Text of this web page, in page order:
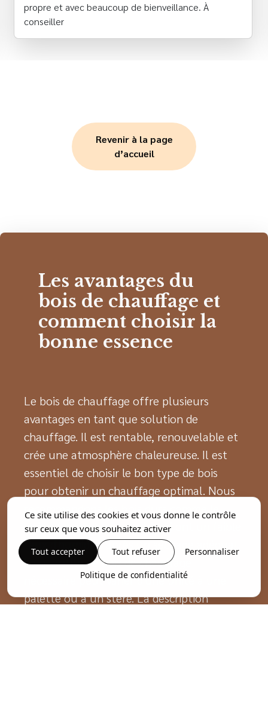
propre et avec beaucoup de bienveillance. À
conseiller
Revenir à la page
d’accueil
Les avantages du
bois de chauffage et
comment choisir la
bonne essence
Le bois de chauffage offre plusieurs
avantages en tant que solution de
chauffage. Il est rentable, renouvelable et
crée une atmosphère chaleureuse. Il est
essentiel de choisir le bon type de bois
pour obtenir un chauffage optimal. Nous
recommandons les bois durs comme le
chêne (chene en français) qui ont un faible
taux d'humidité après un séchage adéquat.
La quantité de bois de chauffage
nécessaire peut varier d'une unité à une
palette ou à un stère. La description
Ce site utilise des cookies et vous donne le contrôle
sur ceux que vous souhaitez activer
Tout accepter Tout refuser Personnaliser
Politique de confidentialité